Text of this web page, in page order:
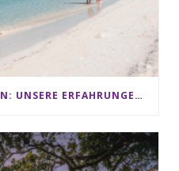
CLUB MED KANI MALEDIVEN: UNSERE ERFAHRUNGEN IM ALL-INCLUSIVE PARADIES